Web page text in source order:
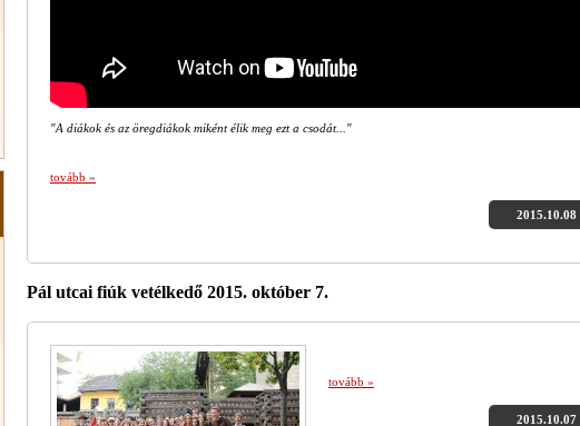
"A diákok és az öregdiákok miként élik meg ezt a csodát..."
tovább »
2015.10.08
Pál utcai fiúk vetélkedő 2015. október 7.
tovább »
2015.10.07